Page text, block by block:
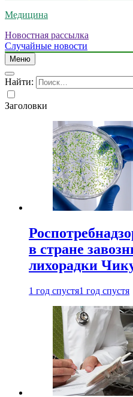
Медицина
Новостная рассылка
Случайные новости
Меню
Найти:
Заголовки
в стране
лихорадки
1 год спустя1 год спустя